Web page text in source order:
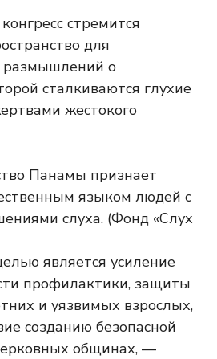
стремится
для
размышлений о
сталкиваются глухие
жестокого
является усиление
профилактики, защиты
и уязвимых взрослых,
созданию безопасной
общинах, —